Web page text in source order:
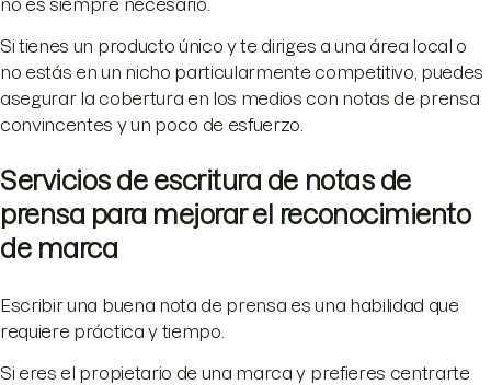
no es siempre necesario.
Si tienes un producto único y te diriges a una área local o
no estás en un nicho particularmente competitivo, puedes
asegurar la cobertura en los medios con notas de prensa
convincentes y un poco de esfuerzo.
Servicios de escritura de notas de
prensa para mejorar el reconocimiento
de marca
Escribir una buena nota de prensa es una habilidad que
requiere práctica y tiempo.
Si eres el propietario de una marca y prefieres centrarte